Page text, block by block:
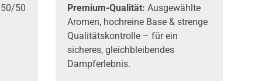
50/50
Premium-Qualität: Ausgewählte
Aromen, hochreine Base & strenge
Qualitätskontrolle – für ein
sicheres, gleichbleibendes
Dampferlebnis.